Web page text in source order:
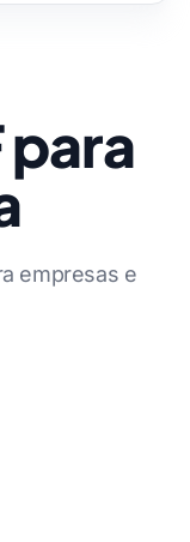
para
empresas e